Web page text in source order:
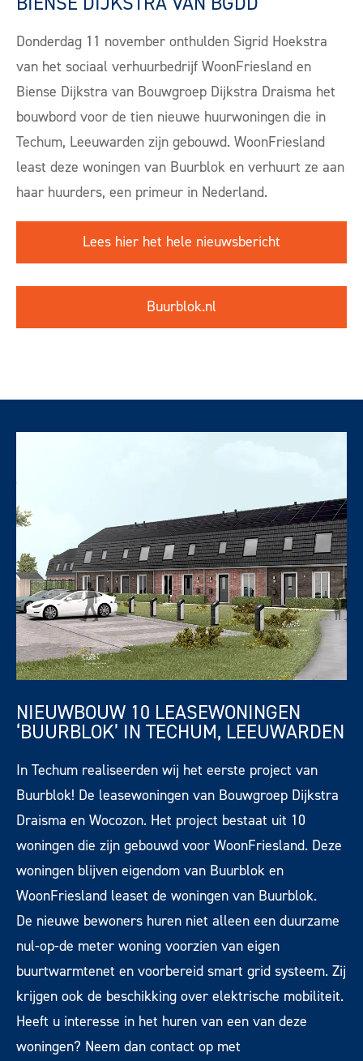
Donderdag 11 november onthulden Sigrid Hoekstra
van het sociaal verhuurbedrijf WoonFriesland en
Biense Dijkstra van Bouwgroep Dijkstra Draisma het
bouwbord voor de tien nieuwe huurwoningen die in
Techum, Leeuwarden zijn gebouwd. WoonFriesland
least deze woningen van Buurblok en verhuurt ze aan
haar huurders, een primeur in Nederland.
Lees hier het hele nieuwsbericht
Buurblok.nl
NIEUWBOUW 10 LEASEWONINGEN
‘BUURBLOK’ IN TECHUM, LEEUWARDEN
In Techum realiseerden wij het eerste project van
Buurblok! De leasewoningen van Bouwgroep Dijkstra
Draisma en Wocozon. Het project bestaat uit 10
woningen die zijn gebouwd voor WoonFriesland. Deze
woningen blijven eigendom van Buurblok en
WoonFriesland leaset de woningen van Buurblok.
De nieuwe bewoners huren niet alleen een duurzame
nul-op-de meter woning voorzien van eigen
buurtwarmtenet en voorbereid smart grid systeem. Zij
krijgen ook de beschikking over elektrische mobiliteit.
Heeft u interesse in het huren van een van deze
woningen? Neem dan contact op met